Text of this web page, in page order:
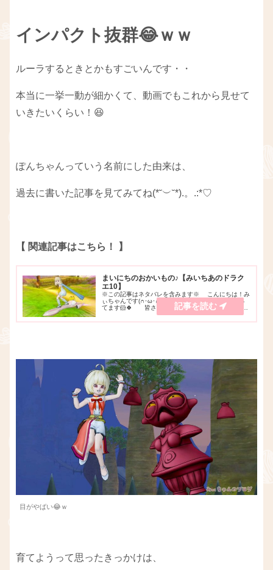
インパクト抜群😂ｗｗ
ルーラするときとかもすごいんです・・
本当に一挙一動が細かくて、動画でもこれから見せて
いきたいくらい！😆
ぽんちゃんっていう名前にした由来は、
過去に書いた記事を見てみてね(*˘︶˘*).。.:*♡
【 関連記事はこちら！ 】
まいにちのおかいもの♪【みいちあのドラク
エ10】
※この記事はネタバレを含みます※ こんにちは！み
ぃちゃんです(∩･ω･∩)♪YouTubeでゲーム実況をやっ
てます🐹🍀 皆さんはお買い物をした後にレシート
を貰ったあと、どうしてますか？すぐに捨てます
か？ それとも、家計簿に付けたり、保管...
目がやばい😂ｗ
育てようって思ったきっかけは、